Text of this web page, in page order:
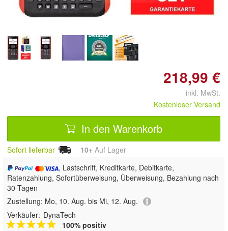
218,99 €
inkl. MwSt.
Kostenloser Versand
In den Warenkorb
Sofort lieferbar 10+ Auf Lager
, Lastschrift, Kreditkarte, Debitkarte,
Ratenzahlung, Sofortüberweisung, Überweisung, Bezahlung nach
30 Tagen
Zustellung: Mo, 10. Aug. bis Mi, 12. Aug.
Verkäufer: DynaTech
100% positiv